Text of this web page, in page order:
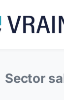
Sector